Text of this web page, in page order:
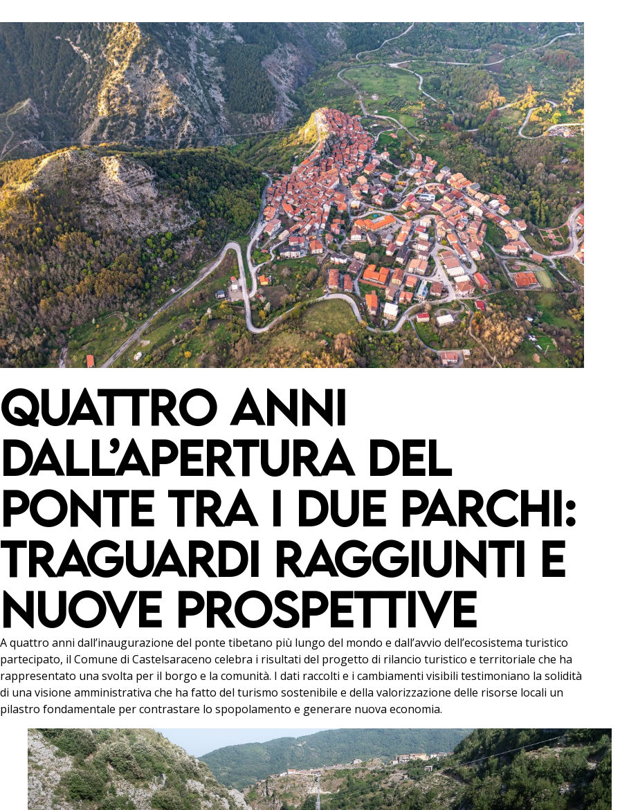
QUATTRO ANNI
DALL’APERTURA DEL
PONTE TRA I DUE PARCHI:
TRAGUARDI RAGGIUNTI E
NUOVE PROSPETTIVE
A quattro anni dall’inaugurazione del ponte tibetano più lungo del mondo e dall’avvio dell’ecosistema turistico
partecipato, il Comune di Castelsaraceno celebra i risultati del progetto di rilancio turistico e territoriale che ha
rappresentato una svolta per il borgo e la comunità. I dati raccolti e i cambiamenti visibili testimoniano la solidità
di una visione amministrativa che ha fatto del turismo sostenibile e della valorizzazione delle risorse locali un
pilastro fondamentale per contrastare lo spopolamento e generare nuova economia.